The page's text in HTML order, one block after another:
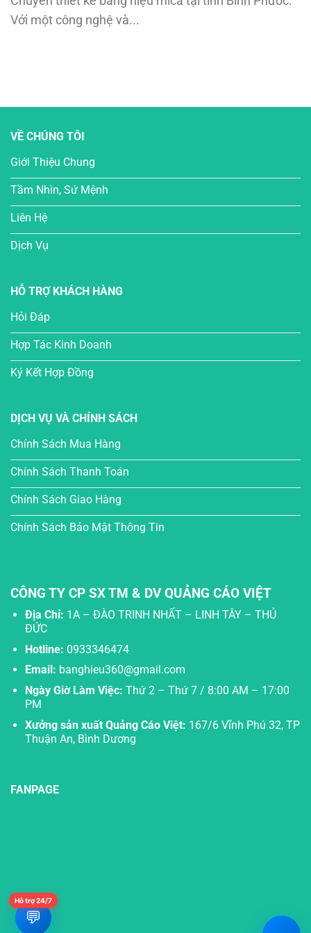
Với một công nghệ và...
VỀ CHÚNG TÔI
Giới Thiệu Chung
Tầm Nhìn, Sứ Mệnh
Liên Hệ
Dịch Vụ
HỖ TRỢ KHÁCH HÀNG
Hỏi Đáp
Hợp Tác Kinh Doanh
Ký Kết Hợp Đồng
DỊCH VỤ VÀ CHÍNH SÁCH
Chính Sách Mua Hàng
Chính Sách Thanh Toán
Chính Sách Giao Hàng
Chính Sách Bảo Mật Thông Tin
CÔNG TY CP SX TM & DV QUẢNG CÁO VIỆT
Địa Chỉ: 1A – ĐÀO TRINH NHẤT – LINH TÂY – THỦ
ĐỨC
Hotline: 0933346474
Email: banghieu360@gmail.com
Ngày Giờ Làm Việc: Thứ 2 – Thứ 7 / 8:00 AM – 17:00
PM
Xưởng sản xuất Quảng Cáo Việt: 167/6 Vĩnh Phú 32, TP
Thuận An, Bình Dương
FANPAGE
💬
Hỗ trợ 24/7